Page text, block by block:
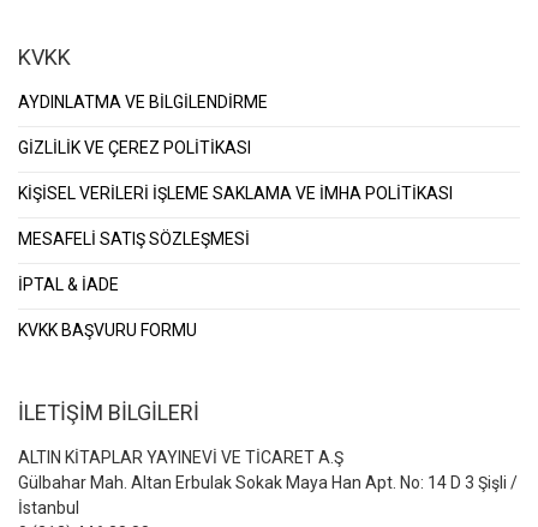
KVKK
AYDINLATMA VE BİLGİLENDİRME
GİZLİLİK VE ÇEREZ POLİTİKASI
KİŞİSEL VERİLERİ İŞLEME SAKLAMA VE İMHA POLİTİKASI
MESAFELİ SATIŞ SÖZLEŞMESİ
İPTAL & İADE
KVKK BAŞVURU FORMU
İLETİŞİM BİLGİLERİ
ALTIN KİTAPLAR YAYINEVİ VE TİCARET A.Ş
Gülbahar Mah. Altan Erbulak Sokak Maya Han Apt. No: 14 D 3 Şişli /
İstanbul